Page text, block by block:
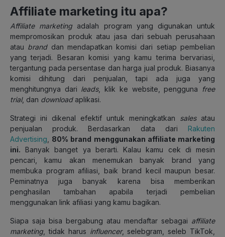
Affiliate marketing itu apa?
Affiliate marketing adalah program yang digunakan untuk
mempromosikan produk atau jasa dari sebuah perusahaan
atau branddan mendapatkan komisi dari setiap pembelian
yang terjadi. Besaran komisi yang kamu terima bervariasi,
tergantung pada persentase dan harga jual produk. Biasanya
komisi dihitung dari penjualan, tapi ada juga yang
menghitungnya dari leads, klik ke website, pengguna
free
trial, dan downloadaplikasi.
Strategi ini dikenal efektif untuk meningkatkan salesatau
penjualan produk. Berdasarkan data dari Rakuten
Advertising
80% brand menggunakan affiliate marketing
ini. Banyak banget ya berarti. Kalau kamu cek di mesin
pencari, kamu akan menemukan banyak brand yang
membuka program afiliasi, baik brand kecil maupun besar.
Peminatnya juga banyak karena bisa memberikan
penghasilan tambahan apabila terjadi pembelian
menggunakan link afiliasi yang kamu bagikan.
Siapa saja bisa bergabung atau mendaftar sebagai affiliate
marketing , tidak harus influencer, selebgram, seleb TikTok,